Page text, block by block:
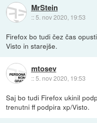
MrStein
:: 5. nov 2020, 19:53
Firefox bo tudi čez čas
Visto in starejše.
mtosev
::5. nov 2020, 19:53
Saj bo tudi Firefox ukinil
trenutni ff podpira xp/Visto.